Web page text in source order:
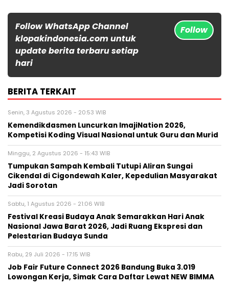
Follow WhatsApp Channel
klopakindonesia.com untuk
update berita terbaru setiap
hari
Follow
BERITA TERKAIT
Senin, 3 Agustus 2026 - 20:53 WIB
Kemendikdasmen Luncurkan ImajiNation 2026,
Kompetisi Koding Visual Nasional untuk Guru dan Murid
Minggu, 2 Agustus 2026 - 15:43 WIB
Tumpukan Sampah Kembali Tutupi Aliran Sungai
Cikendal di Cigondewah Kaler, Kepedulian Masyarakat
Jadi Sorotan
Sabtu, 1 Agustus 2026 - 21:06 WIB
Festival Kreasi Budaya Anak Semarakkan Hari Anak
Nasional Jawa Barat 2026, Jadi Ruang Ekspresi dan
Pelestarian Budaya Sunda
Rabu, 29 Juli 2026 - 17:15 WIB
Job Fair Future Connect 2026 Bandung Buka 3.019
Lowongan Kerja, Simak Cara Daftar Lewat NEW BIMMA